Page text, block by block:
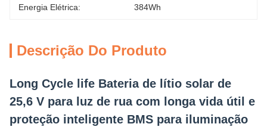
Energia Elétrica: 384Wh
Descrição Do Produto
Long Cycle life Bateria de lítio solar de
25,6 V para luz de rua com longa vida útil e
proteção inteligente BMS para iluminação